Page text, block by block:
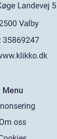
Menu
Om oss